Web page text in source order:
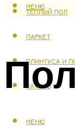
ТЕПЛЫЙ ПОЛ
ПАРКЕТ
ПЛИНТУСА И
КАФЕЛЬ
МЕНЮ
МЕНЮ